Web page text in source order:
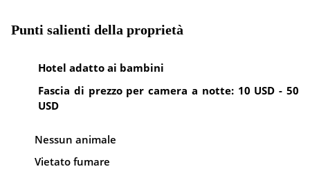
Punti salienti della proprietà
Hotel adatto ai bambini
Fascia di prezzo per camera a notte: 10 USD - 50
USD
Nessun animale
Vietato fumare